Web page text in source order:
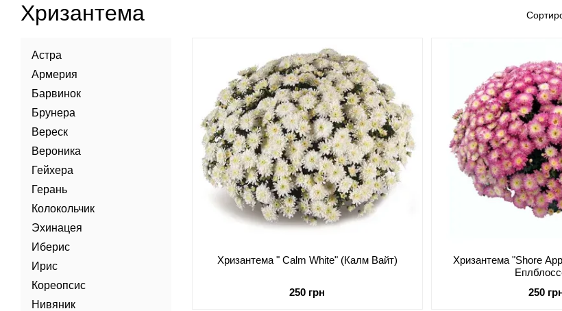
Хризантема
Хризантема " Calm White" (Калм Вайт)
250 грн
Хризантема "Shore
250
Астра
Армерия
Барвинок
Брунера
Вереск
Вероника
Гейхера
Герань
Колокольчик
Эхинацея
Иберис
Ирис
Кореопсис
Нивяник